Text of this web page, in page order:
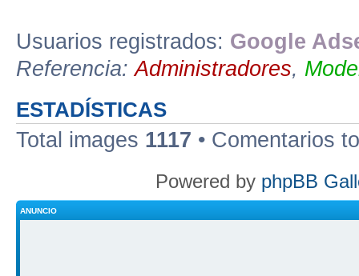
Usuarios registrados: Google
Referencia:Administradores,
ESTADÍSTICAS
Total images 1117 • Comentarios
Powered by phpBB
ANUNCIO